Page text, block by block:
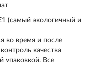
(самый экологичный и
во время и после
качества
упаковкой. Все